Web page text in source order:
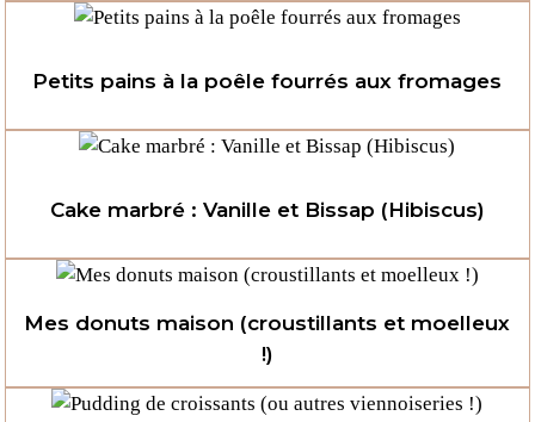
Petits pains à la poêle fourrés aux fromages
Cake marbré : Vanille et Bissap (Hibiscus)
Mes donuts maison (croustillants et moelleux
!)